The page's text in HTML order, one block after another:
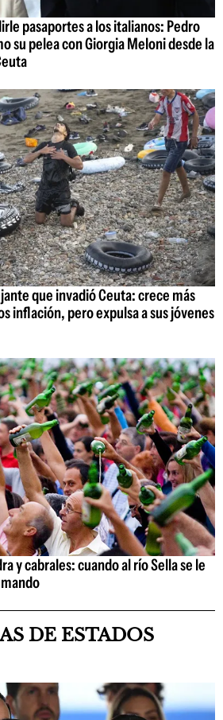
pasaportes a los italianos: Pedro
su pelea con Giorgia Meloni desde la
que invadió Ceuta: crece más
inflación, pero expulsa a sus jóvenes
y cabrales: cuando al río Sella se le
DE ESTADOS